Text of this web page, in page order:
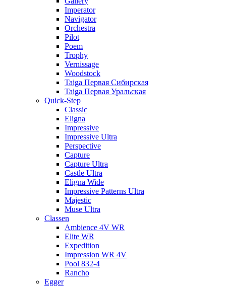
Imperator
Navigator
Orchestra
Pilot
Poem
Trophy
Vernissage
Woodstock
Taiga Первая Сибирская
Taiga Первая Уральская
Quick-Step
Classic
Eligna
Impressive
Impressive Ultra
Perspective
Capture
Capture Ultra
Castle Ultra
Eligna Wide
Impressive Patterns Ultra
Majestic
Muse Ultra
Classen
Ambience 4V WR
Elite WR
Expedition
Impression WR 4V
Pool 832-4
Rancho
Egger